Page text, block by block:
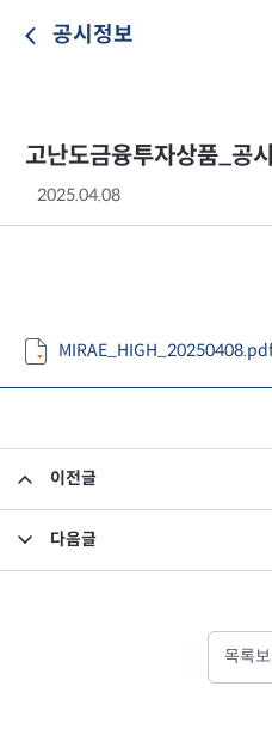
공시정보
고난도금융투자상품_
2025.04.08
이전글
다음글
목록보